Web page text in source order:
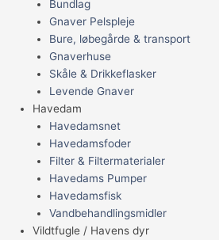
Bundlag
Gnaver Pelspleje
Bure, løbegårde & transport
Gnaverhuse
Skåle & Drikkeflasker
Levende Gnaver
Havedam
Havedamsnet
Havedamsfoder
Filter & Filtermaterialer
Havedams Pumper
Havedamsfisk
Vandbehandlingsmidler
Vildtfugle / Havens dyr